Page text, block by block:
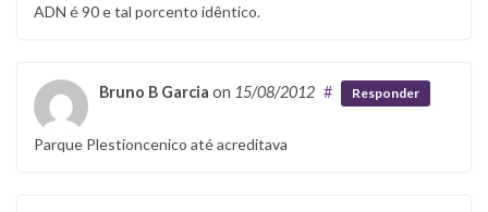
ADN é 90 e tal porcento idêntico.
Bruno B Garcia on 15/08/2012 # Responder
Parque Plestioncenico até acreditava